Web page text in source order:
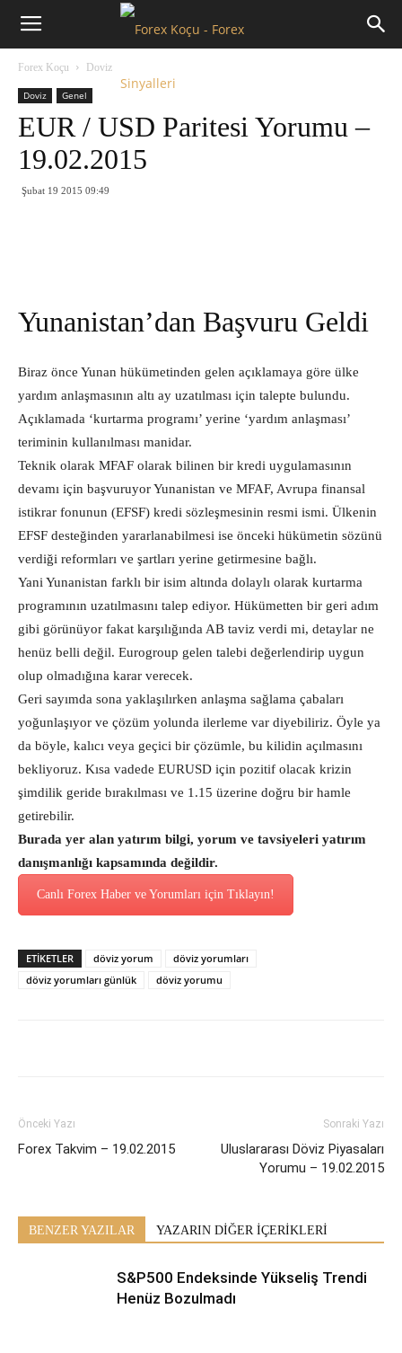
Forex
Forex Koçu Doviz
Doviz Genel
EUR / USD Paritesi Yorumu –
19.02.2015
Şubat 19 2015 09:49
Yunanistan’dan Başvuru Geldi
Biraz önce Yunan hükümetinden gelen açıklamaya göre ülke
yardım anlaşmasının altı ay uzatılması için talepte bulundu.
Açıklamada ‘kurtarma programı’ yerine ‘yardım anlaşması’
teriminin kullanılması manidar.
Teknik olarak MFAF olarak bilinen bir kredi uygulamasının
devamı için başvuruyor Yunanistan ve MFAF, Avrupa finansal
istikrar fonunun (EFSF) kredi sözleşmesinin resmi ismi. Ülkenin
EFSF desteğinden yararlanabilmesi ise önceki hükümetin sözünü
verdiği reformları ve şartları yerine getirmesine bağlı.
Yani Yunanistan farklı bir isim altında dolaylı olarak kurtarma
programının uzatılmasını talep ediyor. Hükümetten bir geri adım
gibi görünüyor fakat karşılığında AB taviz verdi mi, detaylar ne
henüz belli değil. Eurogroup gelen talebi değerlendirip uygun
olup olmadığına karar verecek.
Geri sayımda sona yaklaşılırken anlaşma sağlama çabaları
yoğunlaşıyor ve çözüm yolunda ilerleme var diyebiliriz. Öyle ya
da böyle, kalıcı veya geçici bir çözümle, bu kilidin açılmasını
bekliyoruz. Kısa vadede EURUSD için pozitif olacak krizin
şimdilik geride bırakılması ve 1.15 üzerine doğru bir hamle
getirebilir.
Burada yer alan yatırım bilgi, yorum ve tavsiyeleri yatırım
danışmanlığı kapsamında değildir.
Canlı Forex Haber ve Yorumları için Tıklayın!
ETİKETLER döviz yorum
döviz yorumları
döviz yorumları günlük
döviz yorumu
Önceki Yazı
Forex Takvim – 19.02.2015
Sonraki Yazı
Uluslararası Döviz Piyasaları
Yorumu – 19.02.2015
BENZER YAZILAR YAZARIN DİĞER İÇERİKLERİ
S&P500 Endeksinde Yükseliş Trendi
Henüz Bozulmadı